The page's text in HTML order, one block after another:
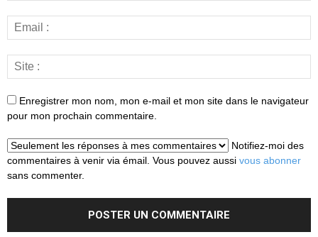
Enregistrer mon nom, mon e-mail et mon site dans le navigateur
pour mon prochain commentaire.
Notifiez-moi des
commentaires à venir via émail. Vous pouvez aussi vous abonner
sans commenter.